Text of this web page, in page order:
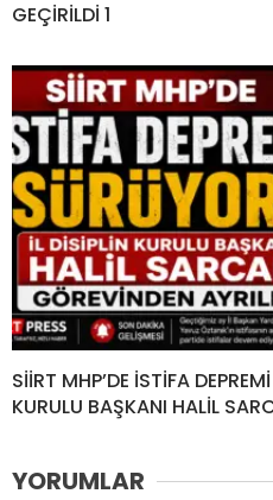
GEÇİRİLDİ 1
SİİRT MHP’DE İSTİFA
KURULU BAŞKANI HALİL
YORUMLAR